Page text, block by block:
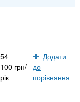
54
100 грн/
рік
Додати
до
порівняння